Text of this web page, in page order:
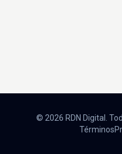
© 2026 RDN Digital.
Términos